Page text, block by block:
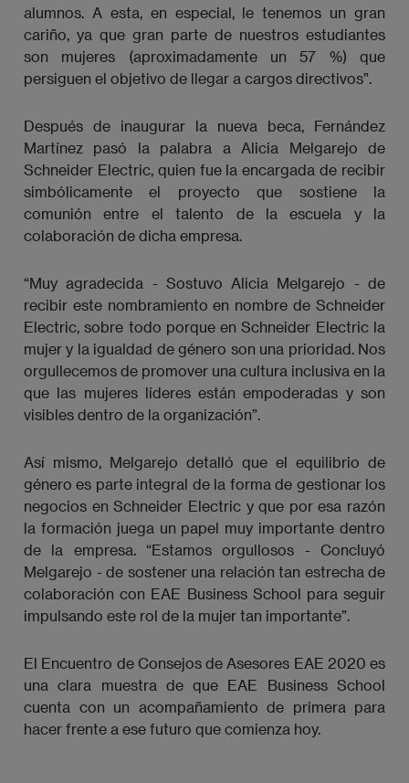
alumnos. A esta, en especial, le tenemos un gran
cariño, ya que gran parte de nuestros estudiantes
son mujeres (aproximadamente un 57 %) que
persiguen el objetivo de llegar a cargos directivos”.
Después de inaugurar la nueva beca, Fernández
Martínez pasó la palabra a Alicia Melgarejo de
Schneider Electric, quien fue la encargada de recibir
simbólicamente el proyecto que sostiene la
comunión entre el talento de la escuela y la
colaboración de dicha empresa.
“Muy agradecida - Sostuvo Alicia Melgarejo - de
recibir este nombramiento en nombre de Schneider
Electric, sobre todo porque en Schneider Electric la
mujer y la igualdad de género son una prioridad. Nos
orgullecemos de promover una cultura inclusiva en la
que las mujeres líderes están empoderadas y son
visibles dentro de la organización”.
Así mismo, Melgarejo detalló que el equilibrio de
género es parte integral de la forma de gestionar los
negocios en Schneider Electric y que por esa razón
la formación juega un papel muy importante dentro
de la empresa. “Estamos orgullosos - Concluyó
Melgarejo - de sostener una relación tan estrecha de
colaboración con EAE Business School para seguir
impulsando este rol de la mujer tan importante”.
El Encuentro de Consejos de Asesores EAE 2020 es
una clara muestra de que EAE Business School
cuenta con un acompañamiento de primera para
hacer frente a ese futuro que comienza hoy.